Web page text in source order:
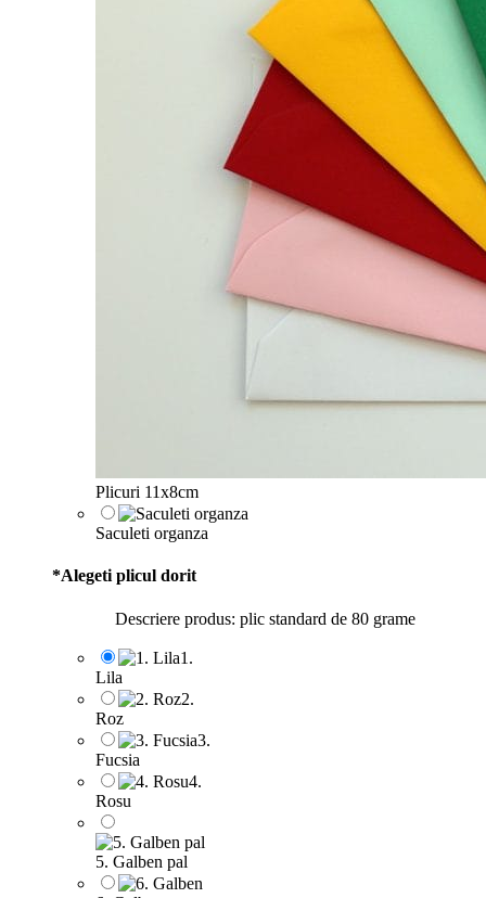
Plicuri 11x8cm
Saculeti organza
*Alegeti plicul dorit
Descriere produs: plic standard de 80 grame
1.
Lila
2.
Roz
3.
Fucsia
4.
Rosu
5. Galben pal